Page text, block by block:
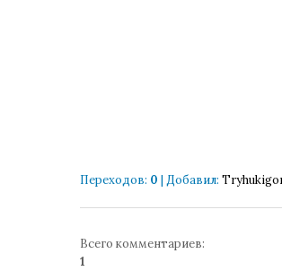
Переходов: 0 | Добавил:
Всего комментариев:
1